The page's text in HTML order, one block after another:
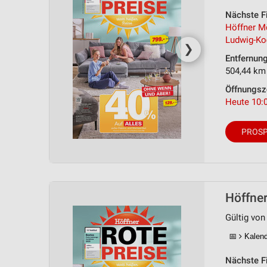
❯
Nächste
Höffner
Ludwig-
Entfernung
504,44 km
Heute
Gültig
📅
Nächste